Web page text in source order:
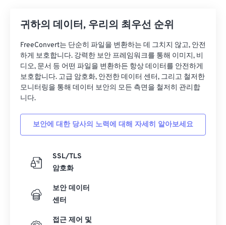
귀하의 데이터, 우리의 최우선 순위
FreeConvert는 단순히 파일을 변환하는 데 그치지 않고, 안전
하게 보호합니다. 강력한 보안 프레임워크를 통해 이미지, 비
디오, 문서 등 어떤 파일을 변환하든 항상 데이터를 안전하게
보호합니다. 고급 암호화, 안전한 데이터 센터, 그리고 철저한
모니터링을 통해 데이터 보안의 모든 측면을 철저히 관리합
니다.
보안에 대한 당사의 노력에 대해 자세히 알아보세요
SSL/TLS
암호화
보안 데이터
센터
접근 제어 및